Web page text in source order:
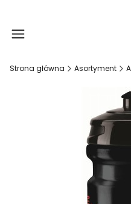
Strona główna Asortyment